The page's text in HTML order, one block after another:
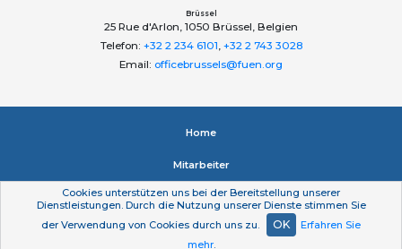
Brüssel
25 Rue d'Arlon, 1050 Brüssel, Belgien
Telefon: +32 2 234 6101, +32 2 743 3028
Email: officebrussels@fuen.org
Home
Mitarbeiter
Impressum
Datenschutzerklärung
Cookies unterstützen uns bei der Bereitstellung unserer
Dienstleistungen. Durch die Nutzung unserer Dienste stimmen Sie
der Verwendung von Cookies durch uns zu.
OK
Erfahren Sie
mehr.